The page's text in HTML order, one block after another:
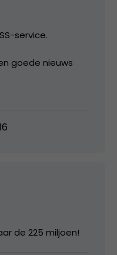
service.
goede nieuws
de 225 miljoen!